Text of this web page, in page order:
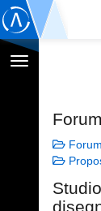
Toggle
Forum